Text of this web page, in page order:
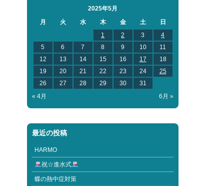
2025年5月
月
火 水 木 金 土
日
1
2 3
4
5
6 7 8 9 10
11
12
13 14 15 16 17
18
19
20 21 22 23 24
25
26
27 28 29 30
31
« 4月
6月 »
最近の投稿
HARMO
祝☆進水式
蝶の熱中症対策